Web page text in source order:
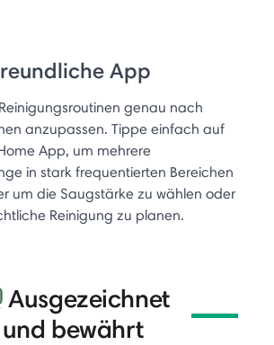
App
genau nach
anzupassen. Tippe einfach auf
App, um mehrere
in stark frequentierten Bereichen
um die Saugstärke zu wählen oder
Reinigung zu planen.
Ausgezeichnet
und bewährt